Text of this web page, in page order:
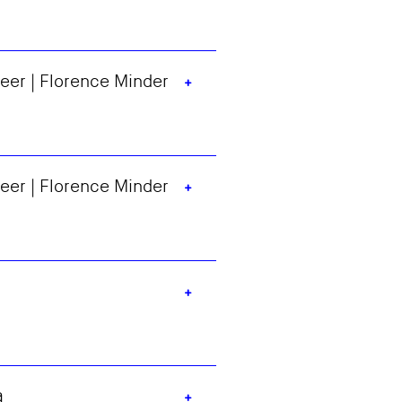
| Florence Minder +
| Florence Minder +
+
+